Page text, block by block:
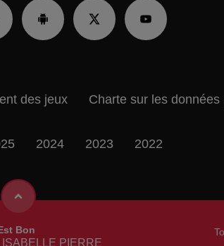
Bon
PIERRE
des jeux Charte sur les
2024 2023 2022